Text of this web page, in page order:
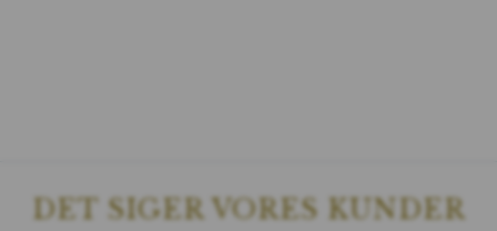
DET SIGER VORES KUNDER